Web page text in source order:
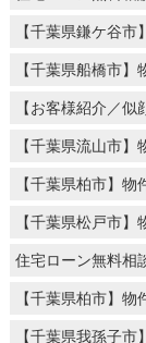
【千葉県鎌ケ谷市
【千葉県船橋市】
【お客様紹介／
【千葉県流山市】
【千葉県柏市】物
【千葉県松戸市】
住宅ローン無料相
【千葉県柏市】物
【千葉県我孫子市